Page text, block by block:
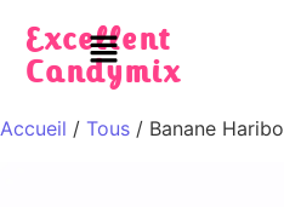
Excellent
Candymix
Accueil / Tous / Banane Haribo